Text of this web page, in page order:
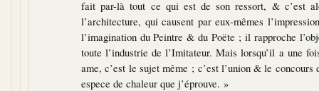
fait par-là tout ce qui est de son ressort, & c’est
l’architecture, qui causent par eux-mêmes
l’imagination du Peintre & du Poëte ; il rapproche
toute l’industrie de l’Imitateur. Mais lorsqu’il a une
ame, c’est le sujet même ; c’est l’union & le
espece de chaleur que j’éprouve. »